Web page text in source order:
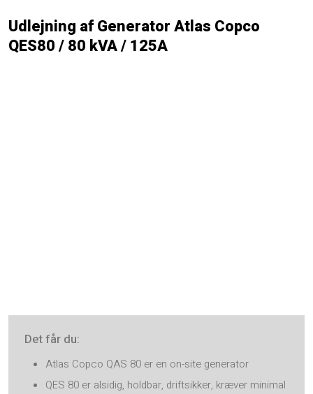
Udlejning af Generator Atlas Copco
QES80 / 80 kVA / 125A
Det får du​:
Atlas Copco QAS 80 er en on-site generator
QES 80 er alsidig, holdbar, driftsikker, kræver minimal